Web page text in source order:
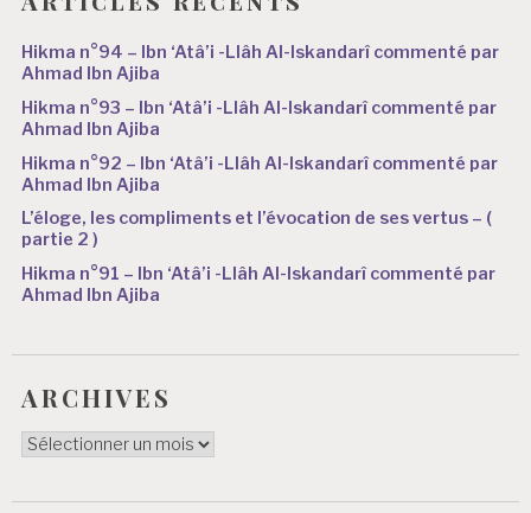
Hikma n°94 – Ibn ‘Atâ’i -Llâh Al-Iskandarî commenté par
Ahmad Ibn Ajiba
Hikma n°93 – Ibn ‘Atâ’i -Llâh Al-Iskandarî commenté par
Ahmad Ibn Ajiba
Hikma n°92 – Ibn ‘Atâ’i -Llâh Al-Iskandarî commenté par
Ahmad Ibn Ajiba
L’éloge, les compliments et l’évocation de ses vertus – (
partie 2 )
Hikma n°91 – Ibn ‘Atâ’i -Llâh Al-Iskandarî commenté par
Ahmad Ibn Ajiba
ARCHIVES
ARCHIVES